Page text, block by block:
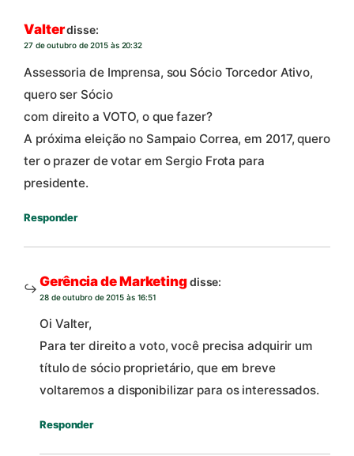
Valterdisse:
27 de outubro de 2015 às 20:32
Assessoria de Imprensa, sou Sócio Torcedor Ativo,
quero ser Sócio
com direito a VOTO, o que fazer?
A próxima eleição no Sampaio Correa, em 2017, quero
ter o prazer de votar em Sergio Frota para
presidente.
Responder
Gerência de Marketingdisse:
28 de outubro de 2015 às 16:51
Oi Valter,
Para ter direito a voto, você precisa adquirir um
título de sócio proprietário, que em breve
voltaremos a disponibilizar para os interessados.
Responder